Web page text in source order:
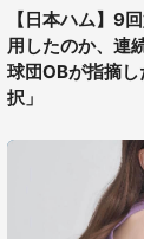
【日本ハム】9
用したのか、連
球団OBが指摘
択」